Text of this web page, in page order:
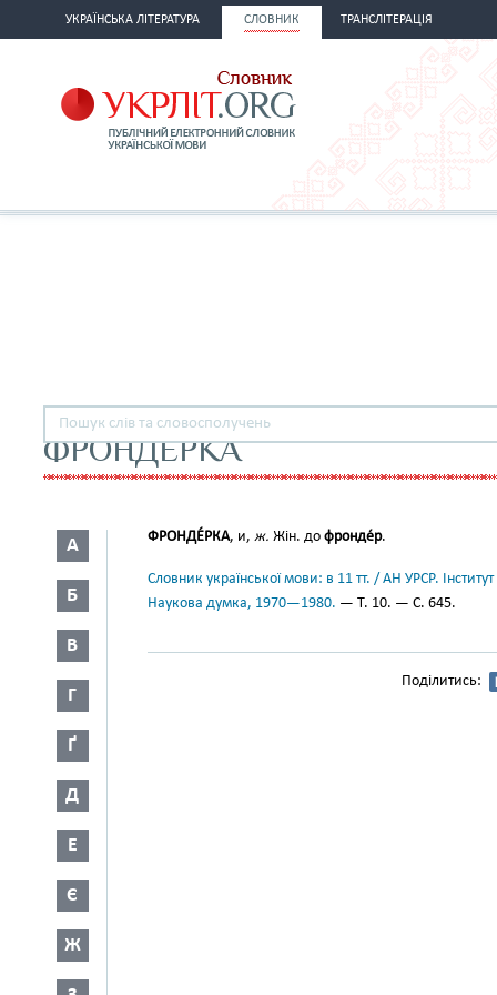
УКРАЇНСЬКА ЛІТЕРАТУРА СЛОВНИК ТРАНСЛІТЕРАЦІЯ
ФРОНДЕРКА
А
Б
В
Г
Ґ
Д
Е
Є
Ж
ФРОНДЕ́РКА, и, ж. Жін. до фронде́р.
Словник української мови: в 11 тт. / АН УРСР.
Наукова думка, 1970—1980. — Т. 10. — С. 645.
Поділитись: